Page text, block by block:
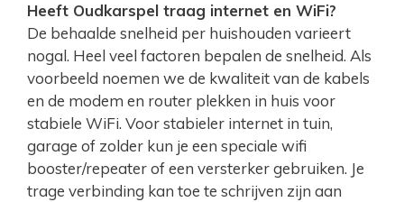
Heeft Oudkarspel traag internet en WiFi?
De behaalde snelheid per huishouden varieert
nogal. Heel veel factoren bepalen de snelheid. Als
voorbeeld noemen we de kwaliteit van de kabels
en de modem en router plekken in huis voor
stabiele WiFi. Voor stabieler internet in tuin,
garage of zolder kun je een speciale wifi
booster/repeater of een versterker gebruiken. Je
trage verbinding kan toe te schrijven zijn aan